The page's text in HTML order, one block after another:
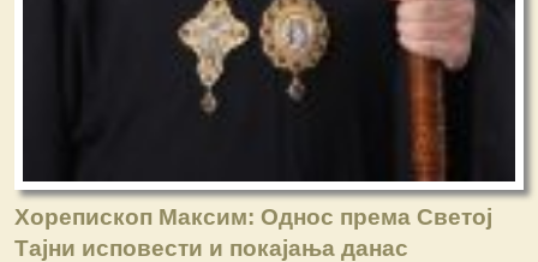
Хорепископ Максим: Однос према Светој
Тајни исповести и покајања данас